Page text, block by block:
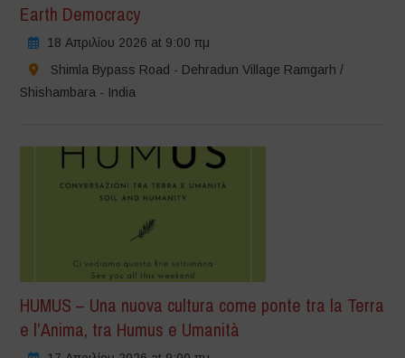
Earth Democracy
18 Απριλίου 2026 at 9:00 πμ
Shimla Bypass Road - Dehradun Village Ramgarh /
Shishambara - India
HUMUS – Una nuova cultura come ponte tra la Terra
e l’Anima, tra Humus e Umanità